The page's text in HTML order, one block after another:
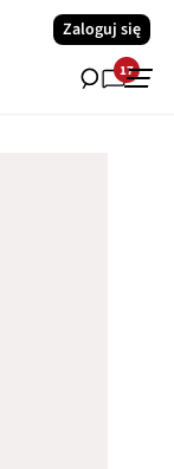
Zaloguj się
17